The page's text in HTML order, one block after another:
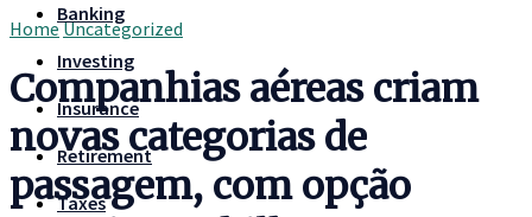
Banking
Investing
Insurance
Retirement
Taxes
HomeUncategorized
Companhias aéreas criam
novas categorias de
passagem, com opção